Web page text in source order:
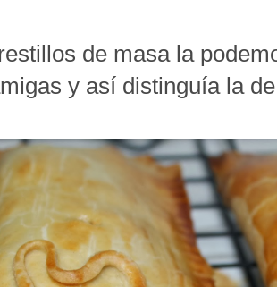
de masa la
y así distinguía la